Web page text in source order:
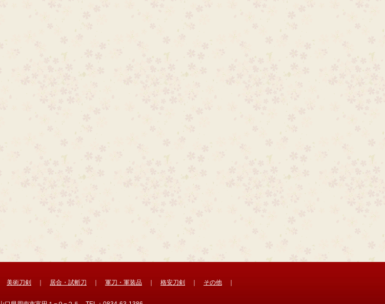
美術刀剣 居合・試斬刀 軍刀・軍装品 格安刀剣 その他